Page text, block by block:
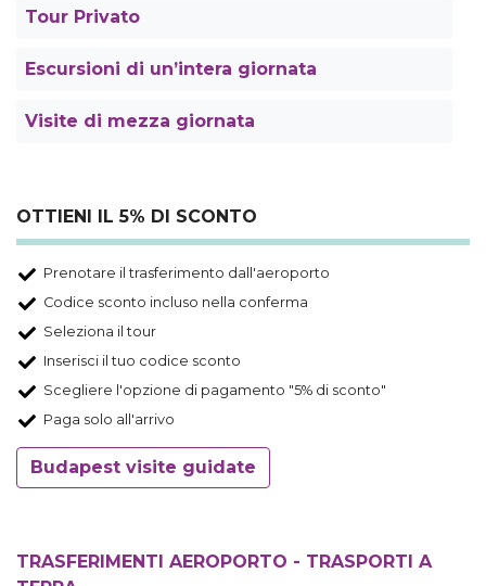
Tour Privato
Escursioni di un’intera giornata
Visite di mezza giornata
OTTIENI IL 5% DI SCONTO
Prenotare il trasferimento dall'aeroporto
Codice sconto incluso nella conferma
Seleziona il tour
Inserisci il tuo codice sconto
Scegliere l'opzione di pagamento "5% di sconto"
Paga solo all'arrivo
Budapest visite guidate
TRASFERIMENTI AEROPORTO - TRASPORTI A